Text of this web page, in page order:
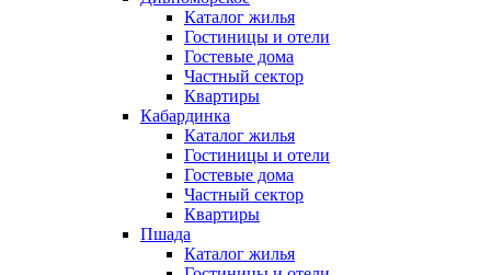
Каталог жилья
Гостиницы и отели
Гостевые дома
Частный сектор
Квартиры
Кабардинка
Каталог жилья
Гостиницы и отели
Гостевые дома
Частный сектор
Квартиры
Пшада
Каталог жилья